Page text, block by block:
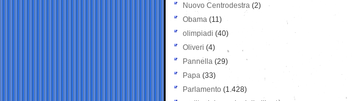
Nuovo Centrodestra (2)
Obama (11)
olimpiadi (40)
Oliveri (4)
Pannella (29)
Papa (33)
Parlamento (1.428)